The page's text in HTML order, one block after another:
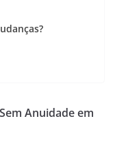
Anuidade em